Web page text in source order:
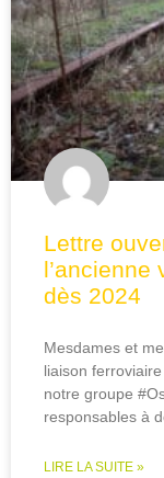
Lettre
l’ancienne
dès 2024
Mesdames et
liaison
notre groupe
responsables à
LIRE LA SUITE »